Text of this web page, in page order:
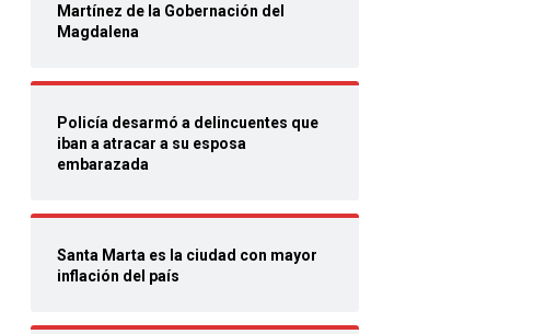
Martínez de la Gobernación del
Magdalena
Policía desarmó a delincuentes que
iban a atracar a su esposa
embarazada
Santa Marta es la ciudad con mayor
inflación del país